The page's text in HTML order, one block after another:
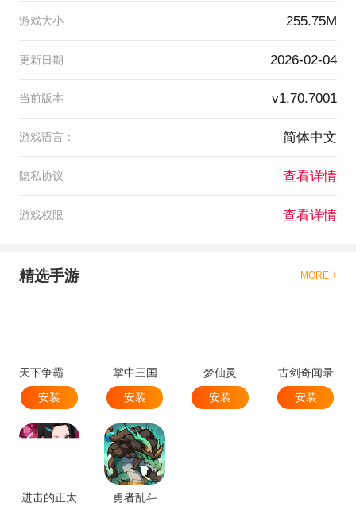
游戏大小 255.75M
更新日期 2026-02-04
当前版本 v1.70.7001
游戏语言： 简体中文
隐私协议 查看详情
游戏权限 查看详情
精选手游 MORE +
天下争霸三国志
安装
掌中三国
安装
梦仙灵
安装
古剑奇闻录
安装
进击的正太
勇者乱斗